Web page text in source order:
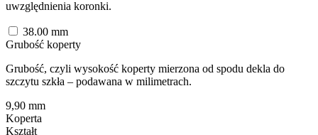
uwzględnienia koronki.
38.00 mm
Grubość koperty
Grubość, czyli wysokość koperty mierzona od spodu dekla do
szczytu szkła – podawana w milimetrach.
9,90 mm
Koperta
Kształt